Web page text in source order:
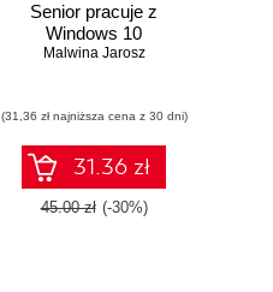
Senior pracuje z
Windows 10
Malwina Jarosz
(31,36 zł najniższa cena z 30 dni)
31.36 zł
45.00 zł (-30%)